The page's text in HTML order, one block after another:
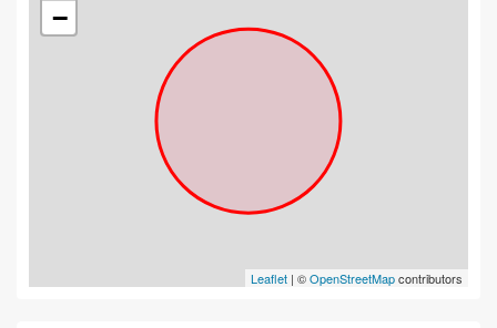
−
Leaflet | ©OpenStreetMapcontributors